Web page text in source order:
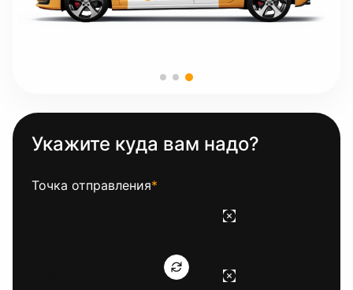
Укажите куда вам надо?
Точка отправления*